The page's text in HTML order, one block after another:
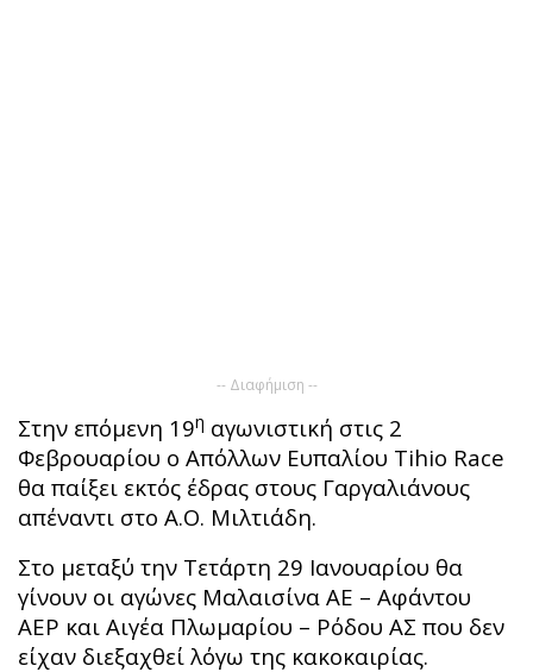
-- Διαφήμιση --
Στην επόμενη 19η αγωνιστική στις 2
Φεβρουαρίου ο Απόλλων Ευπαλίου Tihio Race
θα παίξει εκτός έδρας στους Γαργαλιάνους
απέναντι στο Α.Ο. Μιλτιάδη.
Στο μεταξύ την Τετάρτη 29 Ιανουαρίου θα
γίνουν οι αγώνες Μαλαισίνα ΑΕ – Αφάντου
ΑΕΡ και Αιγέα Πλωμαρίου – Ρόδου ΑΣ που δεν
είχαν διεξαχθεί λόγω της κακοκαιρίας.